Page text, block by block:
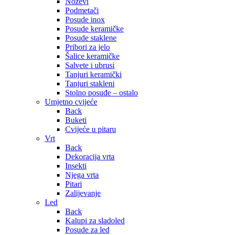
Podmetači
Posude inox
Posude keramičke
Posude staklene
Pribori za jelo
Šalice keramičke
Salvete i ubrusi
Tanjuri keramički
Tanjuri stakleni
Stolno posuđe – ostalo
Umjetno cvijeće
Back
Buketi
Cvijeće u pitaru
Vrt
Back
Dekoracija vrta
Insekti
Njega vrta
Pitari
Zalijevanje
Led
Back
Kalupi za sladoled
Posude za led